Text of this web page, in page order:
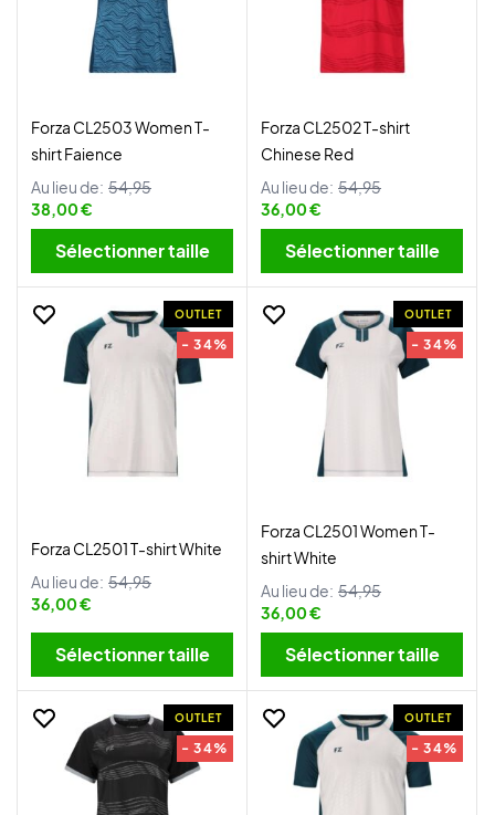
Forza CL2503 Women T-
shirt Faience
Au lieu de: 54,95
38,00 €
Sélectionner taille
Forza CL2502 T-shirt
Chinese Red
Au lieu de: 54,95
36,00 €
Sélectionner taille
OUTLET
- 34%
Forza CL2501 T-shirt White
Au lieu de: 54,95
36,00 €
Sélectionner taille
OUTLET
- 34%
Forza CL2501 Women T-
shirt White
Au lieu de: 54,95
36,00 €
Sélectionner taille
OUTLET
- 34%
OUTLET
- 34%